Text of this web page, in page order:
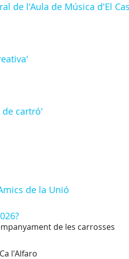
de l'Aula de Música d'El
cartró'
de la Unió
de les carrosses
l'Alfaro